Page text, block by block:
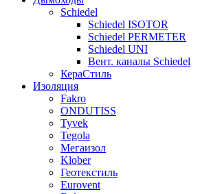
Schiedel
Schiedel ISOTOR
Schiedel PERMETER
Schiedel UNI
Вент. каналы Schiedel
КераСтиль
Изоляция
Fakro
ONDUTISS
Tyvek
Tegola
Мегаизол
Klober
Геотекстиль
Eurovent